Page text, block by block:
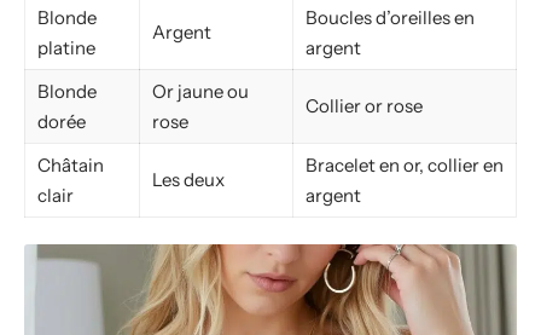
Blonde
platine
Argent
Boucles d’oreilles en
argent
Blonde
dorée
Or jaune ou
rose
Collier or rose
Châtain
clair
Les deux
Bracelet en or, collier en
argent